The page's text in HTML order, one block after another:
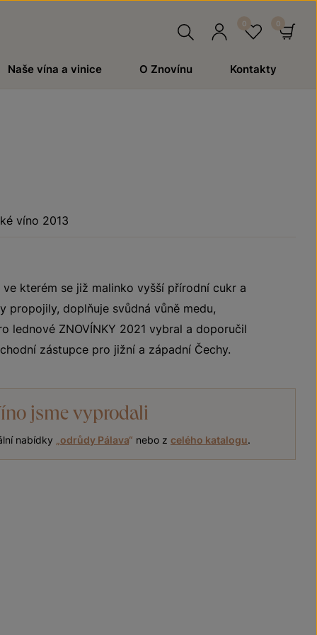
Naše vína a vinice O Znovínu Kontakty
víno 2013
ve kterém se již malinko vyšší přírodní cukr a
propojily, doplňuje svůdná vůně medu,
lednové ZNOVÍNKY 2021 vybral a doporučil
zástupce pro jižní a západní Čechy.
jsme vyprodali
nabídky odrůdy Pálava“ nebo z celého katalogu.